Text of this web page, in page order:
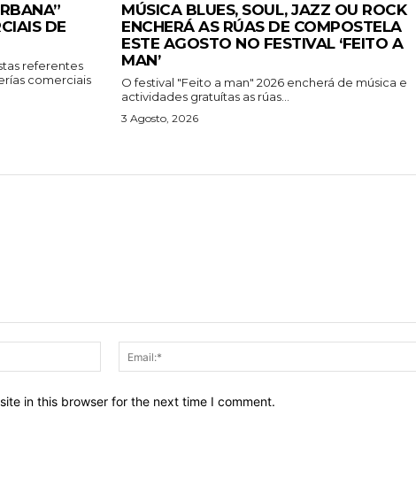
DE
referentes
comerciais
MÚSICA BLUES, SOUL, JAZZ OU ROCK
ENCHERÁ AS RÚAS DE COMPOSTELA
ESTE AGOSTO NO FESTIVAL ‘FEITO A
MAN’
O festival "Feito a man" 2026 encherá de música e
actividades gratuítas as rúas...
3 Agosto, 2026
Name:*
in this browser for the next time I comment.